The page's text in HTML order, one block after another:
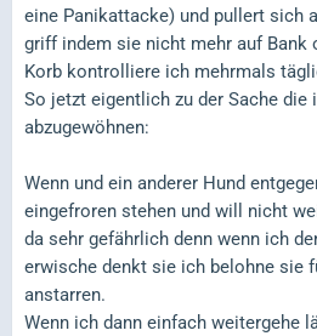
eine Panikattacke) und pullert sich
griff indem sie nicht mehr auf Bank
Korb kontrolliere ich mehrmals
So jetzt eigentlich zu der Sache die
abzugewöhnen:
Wenn und ein anderer Hund
eingefroren stehen und will nicht
da sehr gefährlich denn wenn ich
erwische denkt sie ich belohne sie
anstarren.
Wenn ich dann einfach weitergehe